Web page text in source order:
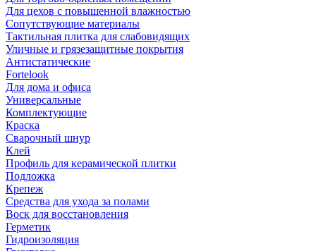
Для цехов с повышенной влажностью
Сопутствующие материалы
Тактильная плитка для слабовидящих
Уличные и грязезащитные покрытия
Антистатические
Fortelook
Для дома и офиса
Универсальные
Комплектующие
Краска
Сварочный шнур
Клей
Профиль для керамической плитки
Подложка
Крепеж
Средства для ухода за полами
Воск для восстановления
Герметик
Гидроизоляция